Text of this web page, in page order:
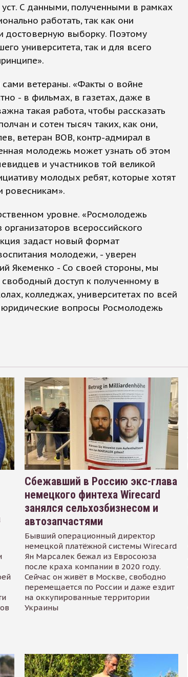
С данными, полученными в рамках
работать, так как они
достоверную выборку. Поэтому
университета, так и для всего
ветераны. «Факты о войне
- в фильмах, в газетах, даже в
такая работа, чтобы рассказать
и сотен тысяч таких, как они,
ветеран ВОВ, контр-адмирал в
молодежь может узнать об этом
и участников той великой
молодых ребят, которые хотят
ровесникам».
уровне. «Росмолодежь
всероссийского
задаст новый формат
молодежи, - уверен
Якеменко - Со своей стороны, мы
доступ к полученному в
колледжах, университетах по всей
юридические вопросы Росмолодежь
Сбежавший в Россию экс-глава
немецкого финтеха Wirecard
занялся сельхозбизнесом и
автозапчастями
Бывший операционный директор
немецкой платёжной системы Wirecard
Ян Марсалек бежал из Евросоюза
после краха компании в 2020 году.
Сейчас он живёт в Москве, свободно
перемещается по России и даже ездит
на оккупированные территории
Украины